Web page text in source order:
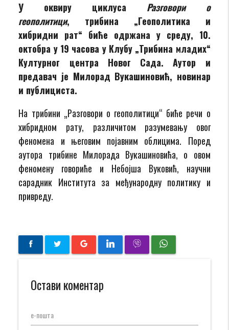
У оквиру циклуса Разговори о
геополитици, трибина „Геополитика и
хибридни рат“ биће одржана у среду, 10.
октобра у 19 часовa у Клубу „Трибина младих“
Културног центра Новог Сада. Аутор и
предавач је Милорад Вукашиновић, новинар
и публициста.
На трибини „Разговори о геополитици“ биће речи о
хибридном рату, различитом разумевању овог
феномена и његовим појавним облицима. Поред
аутора трибине Милорада Вукашиновића, о овом
феномену говориће и Небојша Вуковић, научни
сарадник Института за међународну политику и
привреду.
Остави коментар
е-пошта